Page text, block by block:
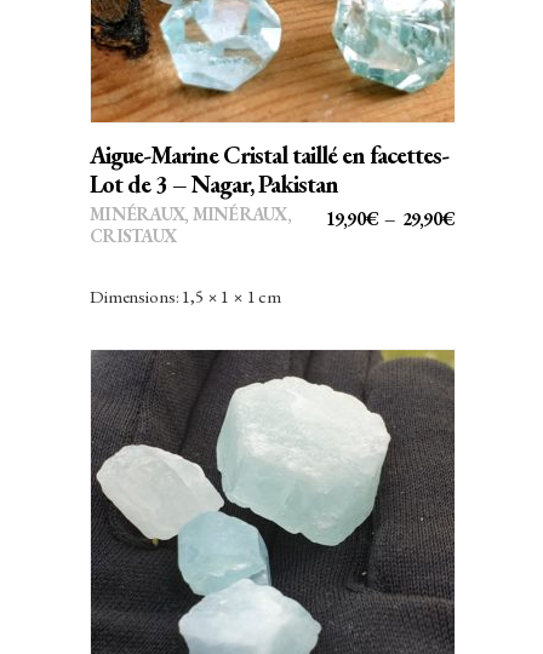
Grenat
Gypse
Hématite
Hémimorphite
Heulandite
Jaspe Paysage
Jaspe Rouge
Kunzite
Labradorite
Lapis-Lazuli
Lodolite
Magnétite
Malachite
plusieurs
variations.
Les
options
être
sur
produit
Aigue-Marine Cristal taillé en facettes-
Lot de 3 – Nagar, Pakistan
19,90€ – 29,90€PLAGE
29,90€
MINÉRAUX, MINÉRAUX,
CRISTAUX
Dimensions: 1,5 × 1 × 1 cm
AJOUTER AU PANIER